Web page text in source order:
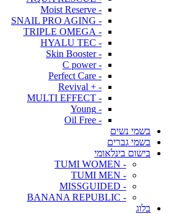
- Moist Reserve
- SNAIL PRO AGING
- TRIPLE OMEGA
- HYALU TEC
- Skin Booster
- C power
- Perfect Care
- + Revival
- MULTI EFFECT
- Young
- Oil Free
בשמי נשים
בשמי גברים
בישום בינלאומי
- TUMI WOMEN
- TUMI MEN
- MISSGUIDED
- BANANA REPUBLIC
בלוג